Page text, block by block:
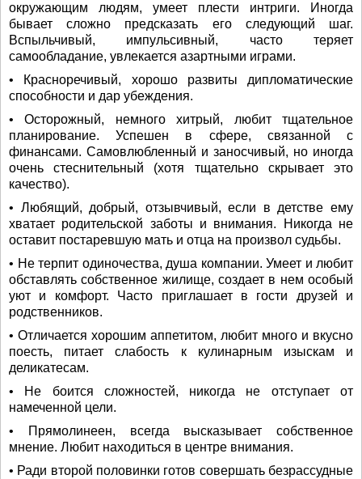
окружающим людям, умеет плести интриги. Иногда
бывает сложно предсказать его следующий шаг.
Вспыльчивый, импульсивный, часто теряет
самообладание, увлекается азартными играми.
• Красноречивый, хорошо развиты дипломатические
способности и дар убеждения.
• Осторожный, немного хитрый, любит тщательное
планирование. Успешен в сфере, связанной с
финансами. Самовлюбленный и заносчивый, но иногда
очень стеснительный (хотя тщательно скрывает это
качество).
• Любящий, добрый, отзывчивый, если в детстве ему
хватает родительской заботы и внимания. Никогда не
оставит постаревшую мать и отца на произвол судьбы.
• Не терпит одиночества, душа компании. Умеет и любит
обставлять собственное жилище, создает в нем особый
уют и комфорт. Часто приглашает в гости друзей и
родственников.
• Отличается хорошим аппетитом, любит много и вкусно
поесть, питает слабость к кулинарным изыскам и
деликатесам.
• Не боится сложностей, никогда не отступает от
намеченной цели.
• Прямолинеен, всегда высказывает собственное
мнение. Любит находиться в центре внимания.
• Ради второй половинки готов совершать безрассудные